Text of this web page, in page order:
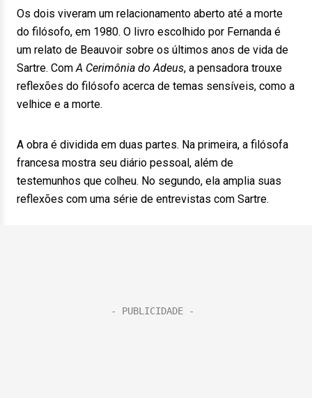
Os dois viveram um relacionamento aberto até a morte
do filósofo, em 1980. O livro escolhido por Fernanda é
um relato de Beauvoir sobre os últimos anos de vida de
Sartre. ComA Cerimônia do Adeus, a pensadora trouxe
reflexões do filósofo acerca de temas sensíveis, como a
velhice e a morte.
A obra é dividida em duas partes. Na primeira, a filósofa
francesa mostra seu diário pessoal, além de
testemunhos que colheu. No segundo, ela amplia suas
reflexões com uma série de entrevistas com Sartre.